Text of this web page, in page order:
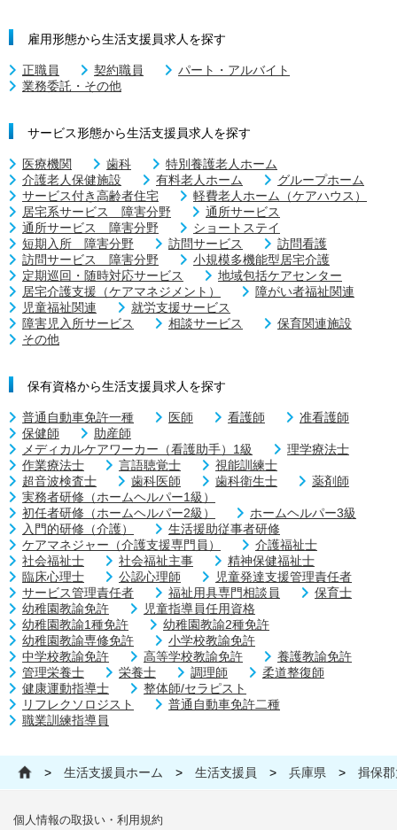
雇用形態から生活支援員求人を探す
正職員 契約職員
パート・アルバイト
業務委託・その他
サービス形態から生活支援員求人を探す
医療機関 歯科
特別養護老人ホーム
介護老人保健施設
有料老人ホーム
グループホーム
サービス付き高齢者住宅
軽費老人ホーム（ケアハウス）
居宅系サービス 障害分野
通所サービス
通所サービス 障害分野
ショートステイ
短期入所 障害分野
訪問サービス
訪問看護
訪問サービス 障害分野
小規模多機能型居宅介護
定期巡回・随時対応サービス
地域包括ケアセンター
居宅介護支援（ケアマネジメント）
障がい者福祉関連
児童福祉関連
就労支援サービス
障害児入所サービス
相談サービス
保育関連施設
その他
保有資格から生活支援員求人を探す
普通自動車免許一種 医師 看護師
准看護師
保健師
助産師
メディカルケアワーカー（看護助手）1級
理学療法士
作業療法士
言語聴覚士
視能訓練士
超音波検査士
歯科医師 歯科衛生士
薬剤師
実務者研修（ホームヘルパー1級）
初任者研修（ホームヘルパー2級）
ホームヘルパー3級
入門的研修（介護）
生活援助従事者研修
ケアマネジャー（介護支援専門員）
介護福祉士
社会福祉士
社会福祉主事
精神保健福祉士
臨床心理士
公認心理師
児童発達支援管理責任者
サービス管理責任者
福祉用具専門相談員
保育士
幼稚園教諭免許
児童指導員任用資格
幼稚園教諭1種免許
幼稚園教諭2種免許
幼稚園教諭専修免許
小学校教諭免許
中学校教諭免許
高等学校教諭免許
養護教諭免許
管理栄養士
栄養士 調理師
柔道整復師
健康運動指導士
整体師/セラピスト
リフレクソロジスト
普通自動車免許二種
職業訓練指導員
> 生活支援員ホーム > 生活支援員 > 兵庫県 > 揖保
個人情報の取扱い・利用規約